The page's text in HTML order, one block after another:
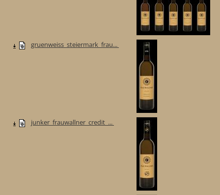
gruenweiss_steiermark_frau...
junker_frauwallner_credit_...